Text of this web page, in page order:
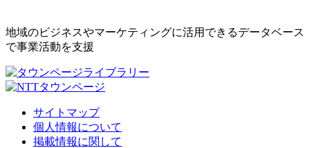
地域のビジネスやマーケティングに活用できるデータベース
で事業活動を支援
サイトマップ
個人情報について
掲載情報に関して